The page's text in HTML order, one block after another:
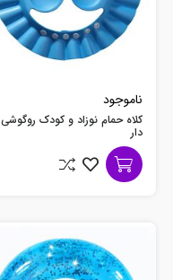
ناموجود
کلاه حمام نوزاد و کودک روگوشی
دار